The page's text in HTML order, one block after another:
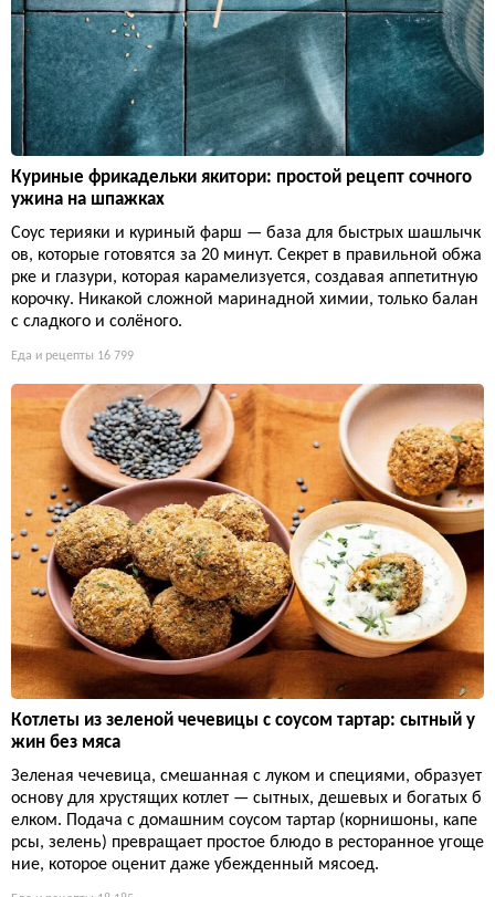
Куриные фрикадельки якитори: простой рецепт сочного
ужина на шпажках
Соус терияки и куриный фарш — база для быстрых шашлычк
ов, которые готовятся за 20 минут. Секрет в правильной обжа
рке и глазури, которая карамелизуется, создавая аппетитную
корочку. Никакой сложной маринадной химии, только балан
с сладкого и солёного.
Еда и рецепты 16 799
Котлеты из зеленой чечевицы с соусом тартар: сытный у
жин без мяса
Зеленая чечевица, смешанная с луком и специями, образует
основу для хрустящих котлет — сытных, дешевых и богатых б
елком. Подача с домашним соусом тартар (корнишоны, капе
рсы, зелень) превращает простое блюдо в ресторанное угоще
ние, которое оценит даже убежденный мясоед.